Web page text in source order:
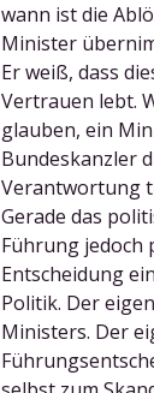
wann ist die
Minister
Er weiß, dass
Vertrauen lebt.
glauben, ein
Bundeskanzler
Verantwortung
Gerade das
Führung jedoch
Entscheidung
Politik. Der
Ministers. Der